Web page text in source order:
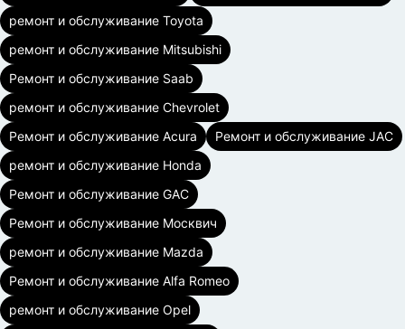
ремонт и обслуживание Toyota
ремонт и обслуживание Mitsubishi
Ремонт и обслуживание Saab
ремонт и обслуживание Chevrolet
Ремонт и обслуживание Acura
Ремонт и обслуживание JAC
ремонт и обслуживание Honda
Ремонт и обслуживание GAC
Ремонт и обслуживание Москвич
ремонт и обслуживание Mazda
Ремонт и обслуживание Alfa Romeo
ремонт и обслуживание Opel